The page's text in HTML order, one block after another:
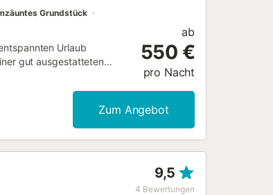
Grundstück
Urlaub
gut ausgestatteten
sowie ein TV. Ein
Villa verfügt über einen
Anfrage und gegen eine
ab
550 €
pro Nacht
Zum Angebot
9,5
4 Bewertungen